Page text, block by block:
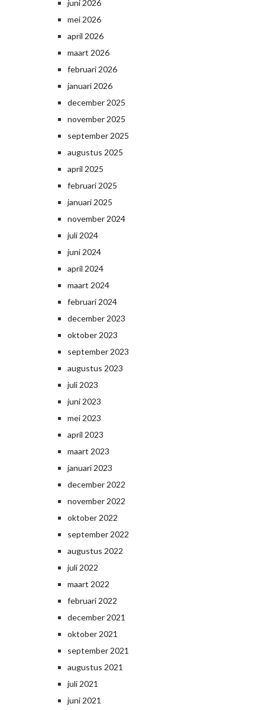
juni 2026
mei 2026
april 2026
maart 2026
februari 2026
januari 2026
december 2025
november 2025
september 2025
augustus 2025
april 2025
februari 2025
januari 2025
november 2024
juli 2024
juni 2024
april 2024
maart 2024
februari 2024
december 2023
oktober 2023
september 2023
augustus 2023
juli 2023
juni 2023
mei 2023
april 2023
maart 2023
januari 2023
december 2022
november 2022
oktober 2022
september 2022
augustus 2022
juli 2022
maart 2022
februari 2022
december 2021
oktober 2021
september 2021
augustus 2021
juli 2021
juni 2021